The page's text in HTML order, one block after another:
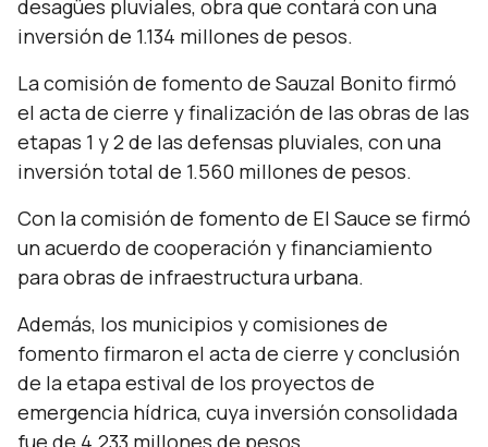
desagües pluviales, obra que contará con una
inversión de 1.134 millones de pesos.
La comisión de fomento de Sauzal Bonito firmó
el acta de cierre y finalización de las obras de las
etapas 1 y 2 de las defensas pluviales, con una
inversión total de 1.560 millones de pesos.
Con la comisión de fomento de El Sauce se firmó
un acuerdo de cooperación y financiamiento
para obras de infraestructura urbana.
Además, los municipios y comisiones de
fomento firmaron el acta de cierre y conclusión
de la etapa estival de los proyectos de
emergencia hídrica, cuya inversión consolidada
fue de 4.233 millones de pesos.